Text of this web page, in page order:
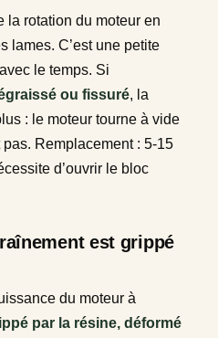
la rotation du moteur en
lames. C’est une petite
le temps. Si
ou fissuré, la
: le moteur tourne à vide
Remplacement : 5-15
d’ouvrir le bloc
est grippé
du moteur à
par la résine, déformé